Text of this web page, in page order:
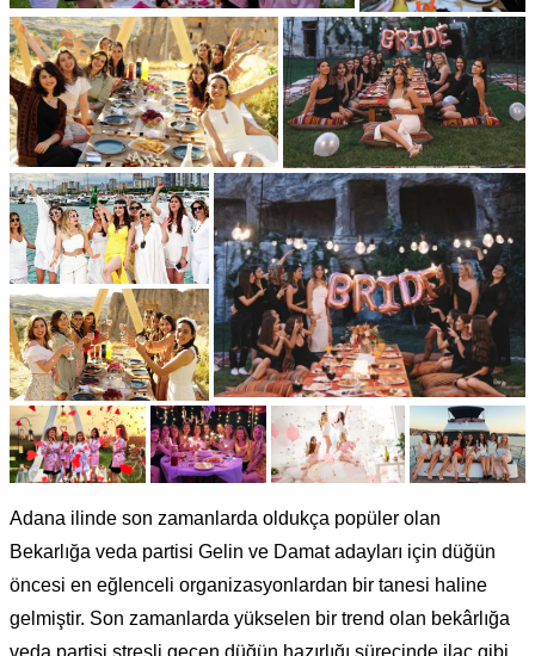
Adana ilinde son zamanlarda oldukça popüler olan
Bekarlığa veda partisi Gelin ve Damat adayları için düğün
öncesi en eğlenceli organizasyonlardan bir tanesi haline
gelmiştir. Son zamanlarda yükselen bir trend olan bekârlığa
veda partisi stresli geçen düğün hazırlığı sürecinde ilaç gibi